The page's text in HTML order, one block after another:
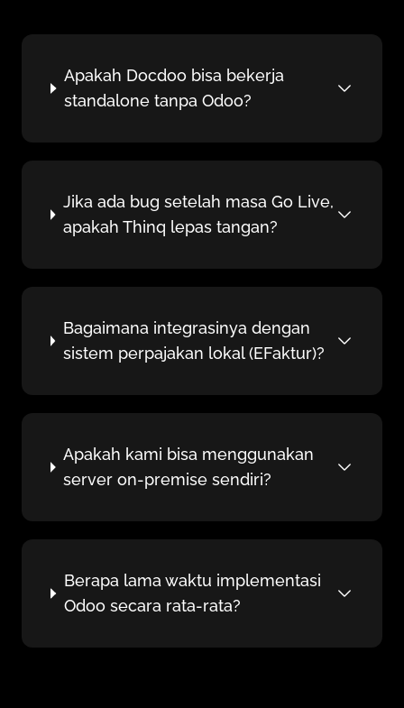
Apakah Docdoo bisa bekerja
standalone tanpa Odoo?
Jika ada bug setelah masa Go Live,
apakah Thinq lepas tangan?
Bagaimana integrasinya dengan
sistem perpajakan lokal (EFaktur)?
Apakah kami bisa menggunakan
server on-premise sendiri?
Berapa lama waktu implementasi
Odoo secara rata-rata?